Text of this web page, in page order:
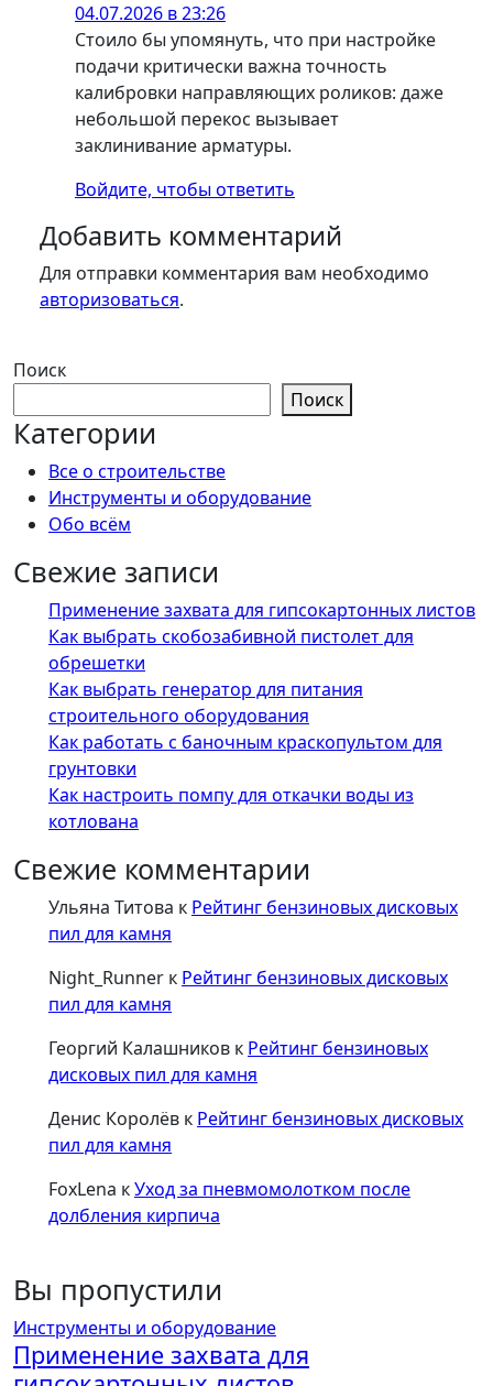
04.07.2026 в 23:26
Стоило бы упомянуть, что при настройке
подачи критически важна точность
калибровки направляющих роликов: даже
небольшой перекос вызывает
заклинивание арматуры.
Войдите, чтобы ответить
Добавить комментарий
Для отправки комментария вам необходимо
авторизоваться.
Поиск
Поиск
Категории
Все о строительстве
Инструменты и оборудование
Обо всём
Свежие записи
Применение захвата для гипсокартонных листов
Как выбрать скобозабивной пистолет для
обрешетки
Как выбрать генератор для питания
строительного оборудования
Как работать с баночным краскопультом для
грунтовки
Как настроить помпу для откачки воды из
котлована
Свежие комментарии
Ульяна Титова к Рейтинг бензиновых дисковых
пил для камня
Night_Runner к Рейтинг бензиновых дисковых
пил для камня
Георгий Калашников к Рейтинг бензиновых
дисковых пил для камня
Денис Королёв к Рейтинг бензиновых дисковых
пил для камня
FoxLena кУход за пневмомолотком после
долбления кирпича
Вы пропустили
Инструменты и оборудование
Применение захвата для